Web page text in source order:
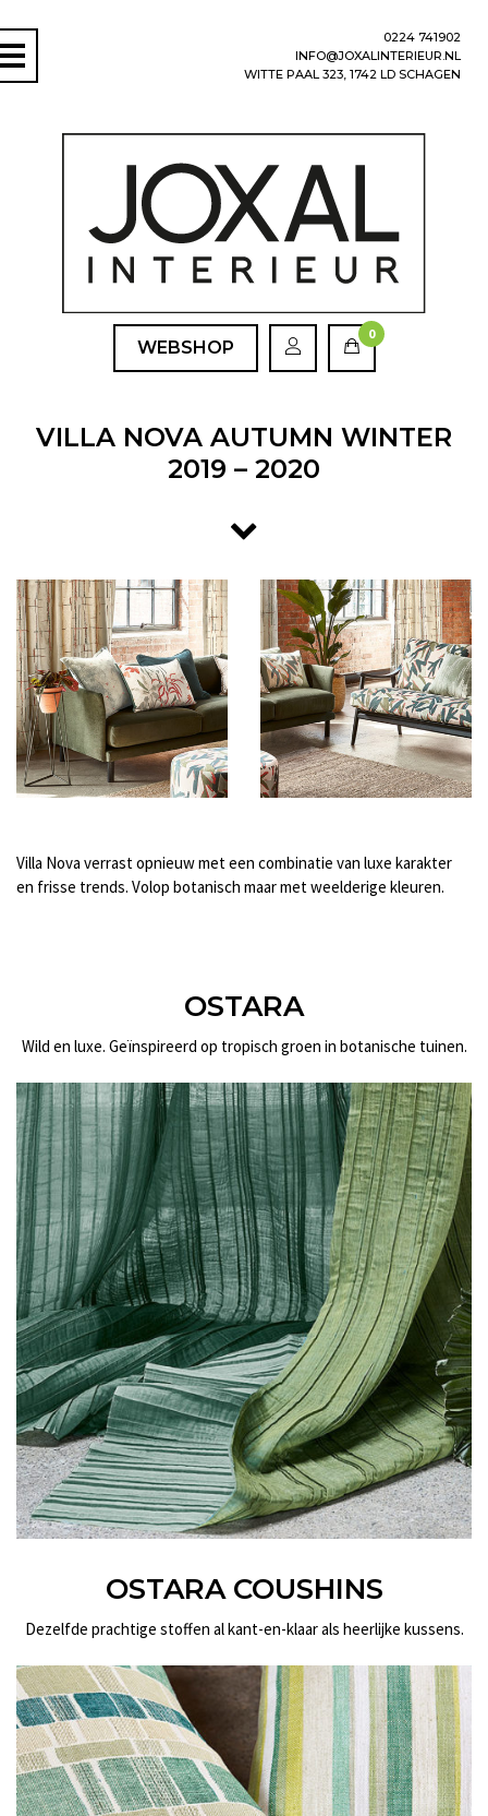
0224 741902
INFO@JOXALINTERIEUR.NL
WITTE PAAL 323, 1742 LD SCHAGEN
WEBSHOP
0
VILLA NOVA AUTUMN WINTER
2019 – 2020
Villa Nova verrast opnieuw met een combinatie van luxe karakter
en frisse trends. Volop botanisch maar met weelderige kleuren.
OSTARA
Wild en luxe. Geïnspireerd op tropisch groen in botanische tuinen.
OSTARA COUSHINS
Dezelfde prachtige stoffen al kant-en-klaar als heerlijke kussens.